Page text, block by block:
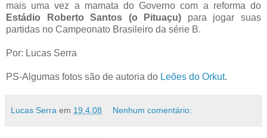
mais uma vez a mamata do Governo com a reforma do
Estádio Roberto Santos (o Pituaçu) para jogar suas
partidas no Campeonato Brasileiro da série B.
Por: Lucas Serra
PS-Algumas fotos são de autoria do Leões do Orkut.
Lucas Serra em 19.4.08 Nenhum comentário: